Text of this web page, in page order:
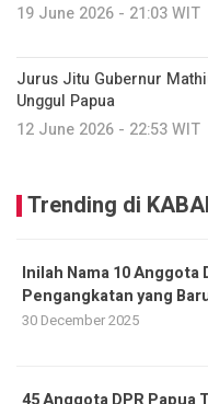
19 June 2026 - 21:03 WIT
Jurus Jitu Gubernur
Unggul Papua
12 June 2026 - 22:53 WIT
Trending di
Inilah Nama 10 Anggota
Pengangkatan yang
30 December 2025